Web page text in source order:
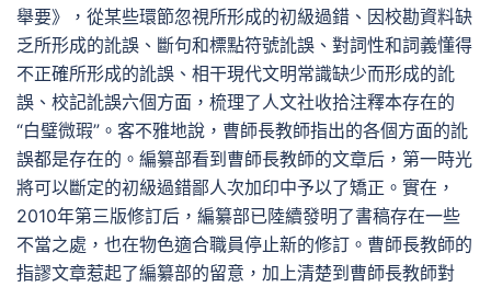
舉要》，從某些環節忽視所形成的初級過錯、因校勘資料缺
乏所形成的訛誤、斷句和標點符號訛誤、對詞性和詞義懂得
不正確所形成的訛誤、相干現代文明常識缺少而形成的訛
誤、校記訛誤六個方面，梳理了人文社收拾注釋本存在的
“白璧微瑕”。客不雅地說，曹師長教師指出的各個方面的訛
誤都是存在的。編纂部看到曹師長教師的文章后，第一時光
將可以斷定的初級過錯鄙人次加印中予以了矯正。實在，
2010年第三版修訂后，編纂部已陸續發明了書稿存在一些
不當之處，也在物色適合職員停止新的修訂。曹師長教師的
指謬文章惹起了編纂部的留意，加上清楚到曹師長教師對